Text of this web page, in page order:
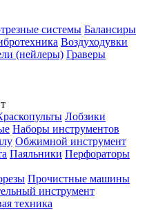
системы Балансиры
Воздуходувки
(нейлеры) Граверы
Лобзики
Наборы инструментов
Обжимной инструмент
Паяльники Перфораторы
Прочистные машины
инструмент
техника